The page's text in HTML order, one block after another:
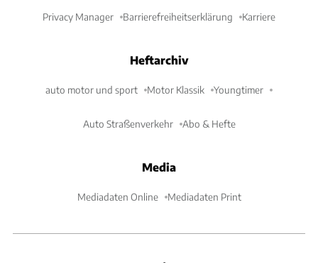
Privacy Manager Barrierefreiheitserklärung Karriere
Heftarchiv
auto motor und sport Motor Klassik Youngtimer
Auto Straßenverkehr Abo & Hefte
Media
Mediadaten Online Mediadaten Print